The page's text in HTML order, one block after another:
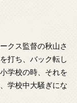
クス監督の秋山さ
打ち、バック転し
学校の時、それを
学校中大騒ぎにな